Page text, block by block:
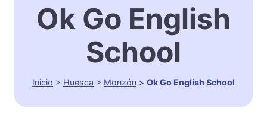
Ok Go English
School
Inicio > Huesca > Monzón > Ok Go English School